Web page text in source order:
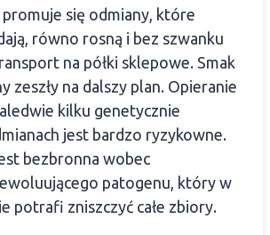
promuje się odmiany, które
równo rosną i bez szwanku
na półki sklepowe. Smak
zeszły na dalszy plan. Opieranie
kilku genetycznie
jest bardzo ryzykowne.
bezbronna wobec
patogenu, który w
potrafi zniszczyć całe zbiory.